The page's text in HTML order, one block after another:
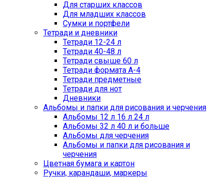
Для старших классов
Для младших классов
Сумки и портфели
Тетради и дневники
Тетради 12-24 л
Тетради 40-48 л
Тетради свыше 60 л
Тетради формата А-4
Тетради предметные
Тетради для нот
Дневники
Альбомы и папки для рисования и черчения
Альбомы 12 л 16 л 24 л
Альбомы 32 л 40 л и больше
Альбомы для черчения
Альбомы и папки для рисования и
черчения
Цветная бумага и картон
Ручки, карандаши, маркеры